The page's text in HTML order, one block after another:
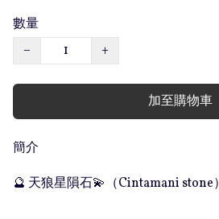
數量
−
+
加至購物車
簡介
🔮 天狼星隕石💫（Cintamani stone）